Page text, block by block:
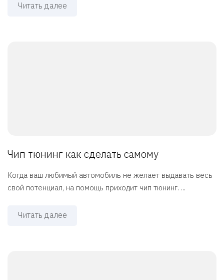
Читать далее
Чип тюнинг как сделать самому
Когда ваш любимый автомобиль не желает выдавать весь
свой потенциал, на помощь приходит чип тюнинг. ...
Читать далее